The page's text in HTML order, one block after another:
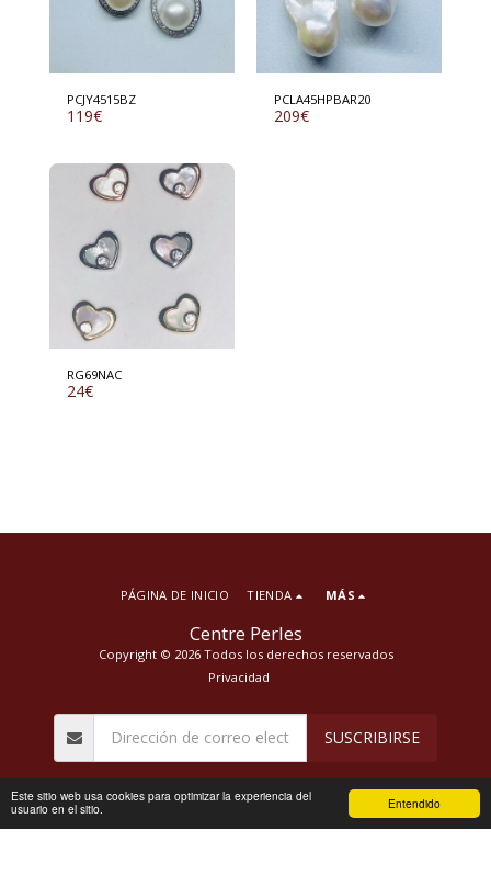
Entendido
Este sitio web usa cookies para optimizar la experiencia del
usuario en el sitio.
PCJY4515BZ
119€
PCLA45HPBAR20
209€
RG69NAC
24€
Centre Perles
Copyright © 2026 Todos los derechos reservados
Privacidad
PÁGINA DE INICIO TIENDA MÁS
SUSCRIBIRSE